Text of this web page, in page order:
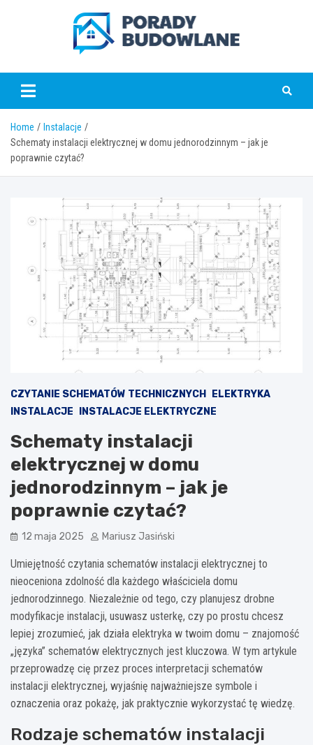
poradybudowlane.pl
Home
Instalacje
Schematy instalacji elektrycznej w domu jednorodzinnym – jak je
poprawnie czytać?
CZYTANIE SCHEMATÓW TECHNICZNYCH
ELEKTRYKA
INSTALACJE
INSTALACJE ELEKTRYCZNE
Schematy instalacji
elektrycznej w domu
jednorodzinnym – jak je
poprawnie czytać?
12 maja 2025 Mariusz Jasiński
Umiejętność czytania schematów instalacji elektrycznej to
nieoceniona zdolność dla każdego właściciela domu
jednorodzinnego. Niezależnie od tego, czy planujesz drobne
modyfikacje instalacji, usuwasz usterkę, czy po prostu chcesz
lepiej zrozumieć, jak działa elektryka w twoim domu – znajomość
„języka” schematów elektrycznych jest kluczowa. W tym artykule
przeprowadzę cię przez proces interpretacji schematów
instalacji elektrycznej, wyjaśnię najważniejsze symbole i
oznaczenia oraz pokażę, jak praktycznie wykorzystać tę wiedzę.
Rodzaje schematów instalacji